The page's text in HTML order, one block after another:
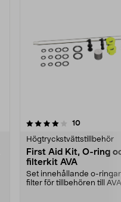
10recensioner
Högtryckstvättstillbehör
First Aid Kit, O-ring
filterkit AVA
Set innehållande o-
filter för tillbehören till AVA
5.0av 5 stjärnor